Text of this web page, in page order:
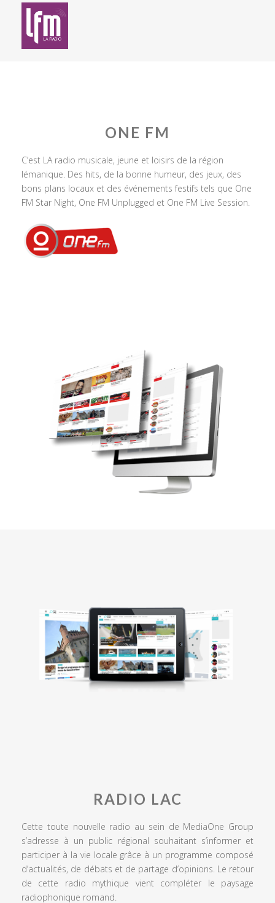
ONE FM
C’est LA radio musicale, jeune et loisirs de la région
lémanique. Des hits, de la bonne humeur, des jeux, des
bons plans locaux et des événements festifs tels que One
FM Star Night, One FM Unplugged et One FM Live Session.
RADIO LAC
Cette toute nouvelle radio au sein de MediaOne Group
s’adresse à un public régional souhaitant s’informer et
participer à la vie locale grâce à un programme composé
d’actualités, de débats et de partage d’opinions. Le retour
de cette radio mythique vient compléter le paysage
radiophonique romand.